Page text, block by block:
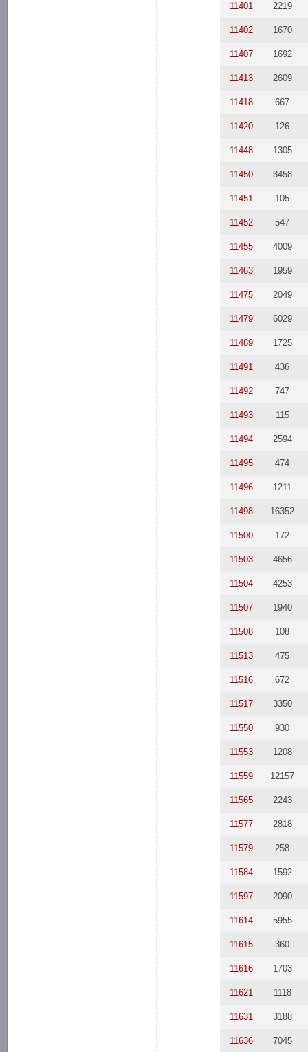
11401 2219
11402 1670
11407 1692
11413 2609
11418 667
11420 126
11448 1305
11450 3458
11451 105
11452 547
11455 4009
11463 1959
11475 2049
11479 6029
11489 1725
11491 436
11492 747
11493 115
11494 2594
11495 474
11496 1211
11498 16352
11500 172
11503 4656
11504 4253
11507 1940
11508 108
11513 475
11516 672
11517 3350
11550 930
11553 1208
11559 12157
11565 2243
11577 2818
11579 258
11584 1592
11597 2090
11614 5955
11615 360
11616 1703
11621 1118
11631 3188
11636 7045